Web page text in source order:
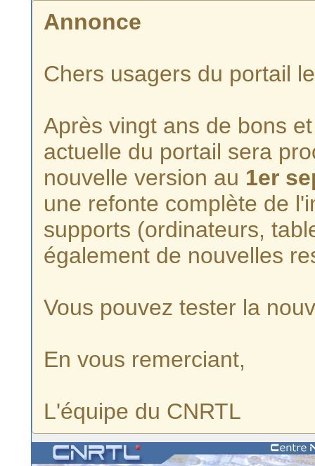
Annonce
Chers usagers du portail
Après vingt ans de bons
actuelle du portail sera
nouvelle version au 1er
une refonte complète de
supports (ordinateurs,
également de nouvelles
Vous pouvez tester la
En vous remerciant,
L'équipe du CNRTL